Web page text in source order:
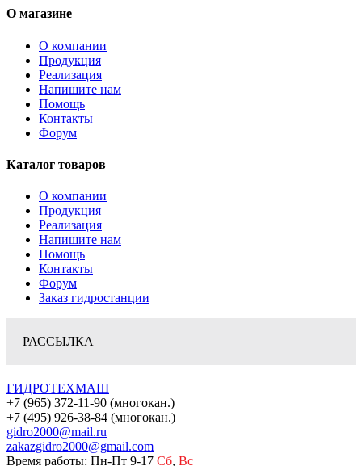
О магазине
О компании
Продукция
Реализация
Напишите нам
Помощь
Контакты
Форум
Каталог товаров
О компании
Продукция
Реализация
Напишите нам
Помощь
Контакты
Форум
Заказ гидростанции
РАССЫЛКА
ГИДРОТЕХМАШ
+7 (965) 372-11-90 (многокан.)
+7 (495) 926-38-84 (многокан.)
gidro2000@mail.ru
zakazgidro2000@gmail.com
Время работы: Пн-Пт 9-17 Сб, Вс